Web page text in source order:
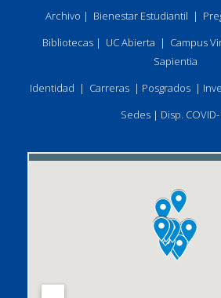
Archivo | Bienestar Estudiantil |
Bibliotecas| UC Abierta | Campus
Sapientia
Identidad | Carreras | Posgrados |
Sedes | Disp.